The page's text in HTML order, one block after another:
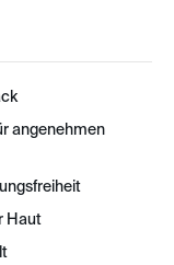
angenehmen
Haut